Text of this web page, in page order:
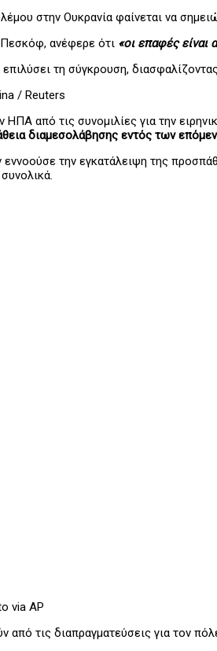
στην Ουκρανία φαίνεται να
ανέφερε ότι «οι επαφές είναι
τη σύγκρουση,
/ Reuters
από τις συνομιλίες για την
διαμεσολάβησης εντός των
την εγκατάλειψη της
via AP
από τις διαπραγματεύσεις για τον